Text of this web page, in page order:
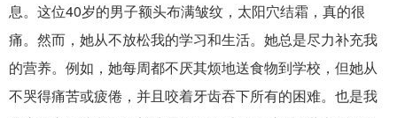
息。这位40岁的男子额头布满皱纹，太阳穴结霜，真的很
痛。然而，她从不放松我的学习和生活。她总是尽力补充我
的营养。例如，她每周都不厌其烦地送食物到学校，但她从
不哭得痛苦或疲倦，并且咬着牙齿吞下所有的困难。也是我